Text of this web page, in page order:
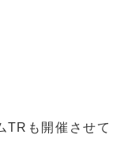
も開催させて